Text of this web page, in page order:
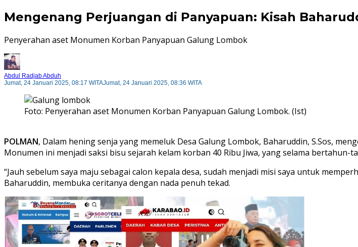
Mengenang Perjuangan di Panyapuan: Kisah
Penyerahan aset Monumen Korban Panyapuan Galung Lombok
Abdul Radjab Abduh
Jumat, 24 Januari 2025, 08:17 WITAJumat, 24 Januari 2025, 08:36 WITA
Foto: Penyerahan aset Monumen Korban Panyapuan Galung Lombok. (Ist)
POLMAN, Dalam hening senja yang memeluk Desa Galung Lombok, Baharuddin, S.Sos,
Monumen ini menjadi saksi bisu sejarah kelam korban 40 Ribu Jiwa, yang selama
“Jauh sebelum saya maju sebagai calon kepala desa, sudah menjadi misi saya untuk
Baharuddin, membuka ceritanya dengan nada penuh tekad.